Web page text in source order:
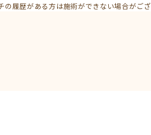
履歴がある方は施術ができない場合がご